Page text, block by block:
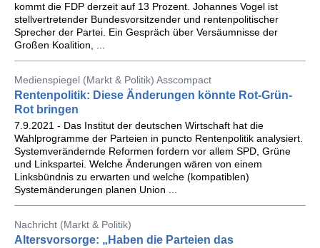
kommt die FDP derzeit auf 13 Prozent. Johannes Vogel ist
stellvertretender Bundesvorsitzender und rentenpolitischer
Sprecher der Partei. Ein Gespräch über Versäumnisse der
Großen Koalition, ...
Medienspiegel (Markt & Politik) Asscompact
Rentenpolitik: Diese Änderungen könnte Rot-Grün-
Rot bringen
7.9.2021 - Das Institut der deutschen Wirtschaft hat die
Wahlprogramme der Parteien in puncto Rentenpolitik analysiert.
Systemverändernde Reformen fordern vor allem SPD, Grüne
und Linkspartei. Welche Änderungen wären von einem
Linksbündnis zu erwarten und welche (kompatiblen)
Systemänderungen planen Union ...
Nachricht (Markt & Politik)
Altersvorsorge: „Haben die Parteien das